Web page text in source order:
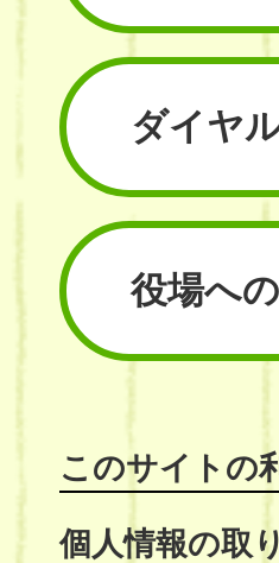
ダイヤ
役場へ
このサイトの
個人情報の取